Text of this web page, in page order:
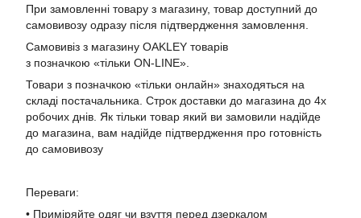
При замовленні товару з магазину, товар доступний до
самовивозу одразу після підтвердження замовлення.
Самовивіз з магазину OAKLEY товарів
з позначкою «тільки ON-LINE».
Товари з позначкою «тільки онлайн» знаходяться на
складі постачальника. Строк доставки до магазина до 4х
робочих днів. Як тільки товар який ви замовили надійде
до магазина, вам надійде підтвердження про готовність
до самовивозу
Переваги:
• Приміряйте одяг чи взуття перед дзеркалом